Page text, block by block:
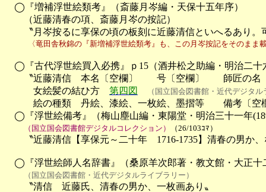
◯『増補浮世絵類考』（斎藤月岑編・天保十五年序）
（近藤清春の項、斎藤月岑の按記）
〝月岑按るに享保の頃の板刻に近藤清信といへるあり。
〈竜田舎秋錦の『新増補浮世絵類考』も、この月岑按記をそのまま
◯『古代浮世絵買入必携』ｐ15（酒井松之助編・明治二十
〝近藤清信　本名〔空欄〕　　号〔空欄〕　　師匠の名
女絵髪の結ひ方 第四図 （国立国会図書館・近代デジタ
絵の種類　丹絵、漆絵、一枚絵、墨摺等　　備考〔空
◯『浮世絵備考』（梅山塵山編・東陽堂・明治三十一年
（国立国会図書館デジタルコレクション） （26/103ｺﾏ）
〝近藤清信【享保元～二十年　1716-1735】清春の男か、
◯『浮世絵師人名辞書』（桑原羊次郎著・教文館・大正十
（国立国会図書館・近代デジタルライブラリー）
〝清信　近藤氏、清春の男か、一枚画あり〟